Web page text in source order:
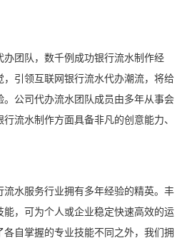
团队，数千例成功银行流水制作经
引领互联网银行流水代办潮流，将给
公司代办流水团队成员由多年从事会
流水制作方面具备非凡的创意能力、
水服务行业拥有多年经验的精英。丰
，可为个人或企业稳定快速高效的运
自掌握的专业技能不同之外，我们拥